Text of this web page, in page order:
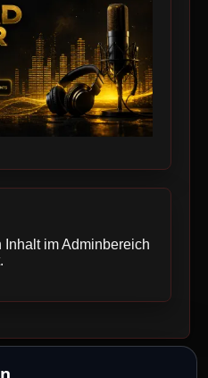
im Adminbereich